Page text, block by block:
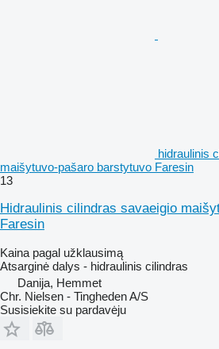
hidraulinis
maišytuvo-pašaro barstytuvo Faresin
13
Hidraulinis cilindras savaeigio
Faresin
Kaina pagal užklausimą
Atsarginė dalys - hidraulinis cilindras
Danija, Hemmet
Chr. Nielsen - Tingheden A/S
Susisiekite su pardavėju